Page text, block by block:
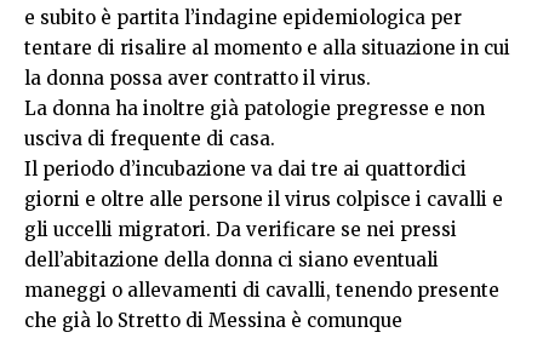
e subito è partita l’indagine epidemiologica per
tentare di risalire al momento e alla situazione in cui
la donna possa aver contratto il virus.
La donna ha inoltre già patologie pregresse e non
usciva di frequente di casa.
Il periodo d’incubazione va dai tre ai quattordici
giorni e oltre alle persone il virus colpisce i cavalli e
gli uccelli migratori. Da verificare se nei pressi
dell’abitazione della donna ci siano eventuali
maneggi o allevamenti di cavalli, tenendo presente
che già lo Stretto di Messina è comunque